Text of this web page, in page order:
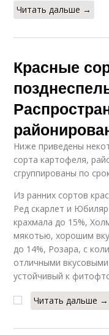
Читать дальше →
Красные
Ниже приведены
сорта картофеля,
сгруппированы по
Из ранних сортов
Ред скарлет и
крахмала до 15%,
мякотью, хорошим
до 14%, Розара, с
отличными
устойчивый к
Читать дальше →